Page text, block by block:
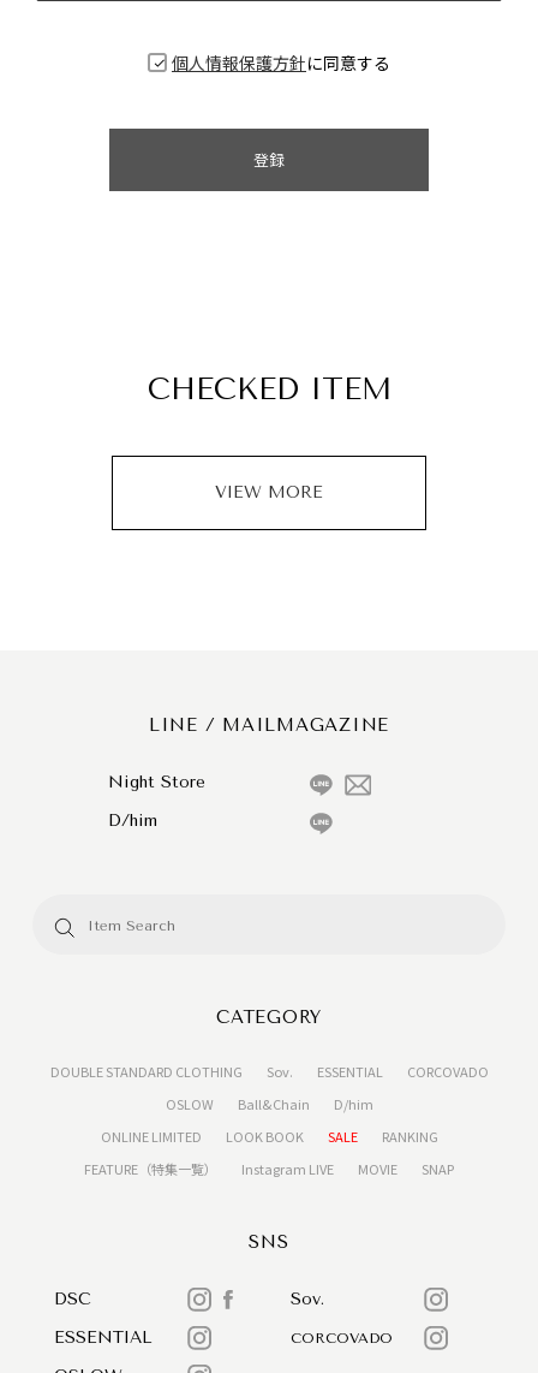
個人情報保護方針に同意する
登録
CHECKED ITEM
VIEW MORE
LINE / MAILMAGAZINE
Night Store
D/him
CATEGORY
DOUBLE STANDARD CLOTHING Sov. ESSENTIAL
CORCOVADO
OSLOW
Ball&Chain
D/him
ONLINE LIMITED
LOOK BOOK SALE
RANKING
FEATURE（特集一覧）
Instagram LIVE MOVIE SNAP
SNS
DSC
Sov.
ESSENTIAL
CORCOVADO